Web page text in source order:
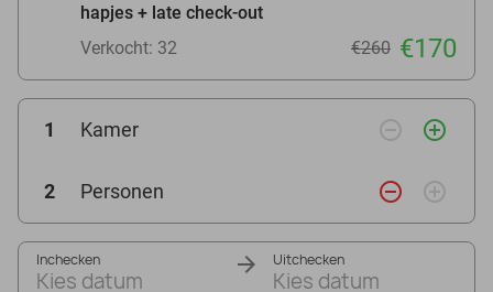
hapjes + late check-out
Verkocht: 32 €260 €170
1 Kamer remove_circle_outline add_circle_outline
2 Personen remove_circle_outline add_circle_outline
Inchecken
Kies datum
Uitchecken
Kies datum